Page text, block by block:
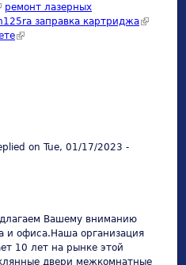
is external)
ремонт лазерных
заправка картриджа(link is
(link is external)
on Tue, 01/17/2023 -
Вашему вниманию
и офиса.Наша организация
10 лет на рынке этой
двери межкомнатные